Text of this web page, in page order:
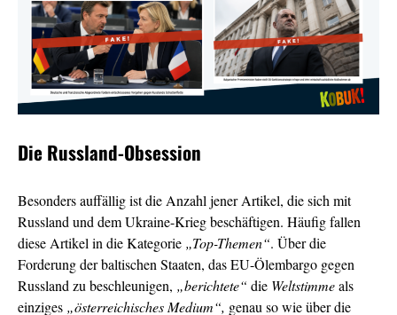
Die Russland-Obsession
Besonders auffällig ist die Anzahl jener Artikel, die sich mit
Russland und dem Ukraine-Krieg beschäftigen. Häufig fallen
diese Artikel in die Kategorie „Top-Themen“. Über die
Forderung der baltischen Staaten, das EU-Ölembargo gegen
Russland zu beschleunigen, „berichtete“ die Weltstimmeals
einziges „österreichisches Medium“, genau so wie über die